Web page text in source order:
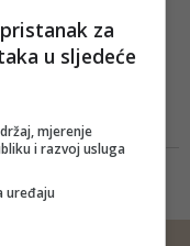
ĆE BITI KLANJANA U
nak...
šehidska dženaza za
te će se još jednom
na zločin kada je samo
za
u sljedeće
mjerenje
i razvoj usluga
uređaju